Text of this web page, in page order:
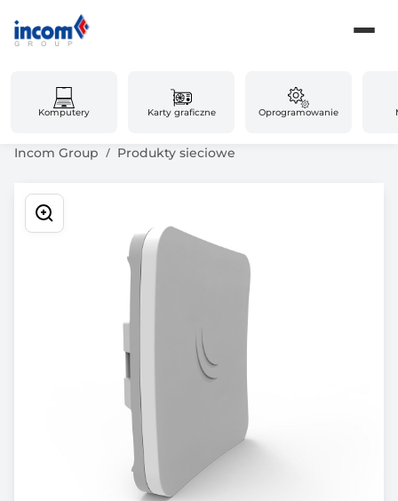
Komputery Karty graficzne Oprogramowanie
Incom Group Produkty sieciowe